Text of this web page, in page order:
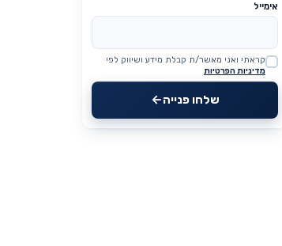
אימייל
Website
קראתי ואני מאשר/ת קבלת מידע ושיווק לפי
מדיניות הפרטיות
שלחו פנייה